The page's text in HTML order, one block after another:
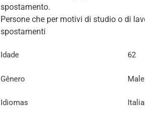
spostamento.
Persone che per motivi di studio o di
Idade 62
Gênero Male
Idiomas